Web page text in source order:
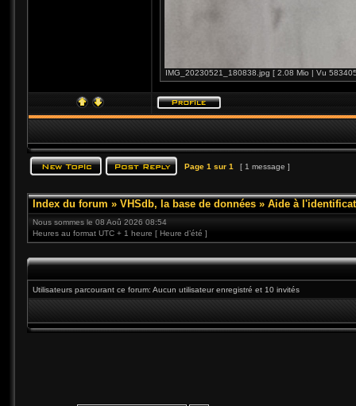
IMG_20230521_180838.jpg [ 2.08 Mio | Vu
Page 1 sur 1 [ 1 message ]
Index du forum » VHSdb, la base de données » Aide à
Nous sommes le 08 Aoû 2026 08:54
Heures au format UTC + 1 heure [ Heure d’été ]
Utilisateurs parcourant ce forum: Aucun utilisateur enregistré et 10 invités